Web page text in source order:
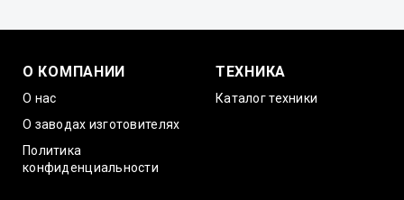
О КОМПАНИИ
О нас
О заводах изготовителях
Политика
конфиденциальности
ТЕХНИКА
Каталог техники